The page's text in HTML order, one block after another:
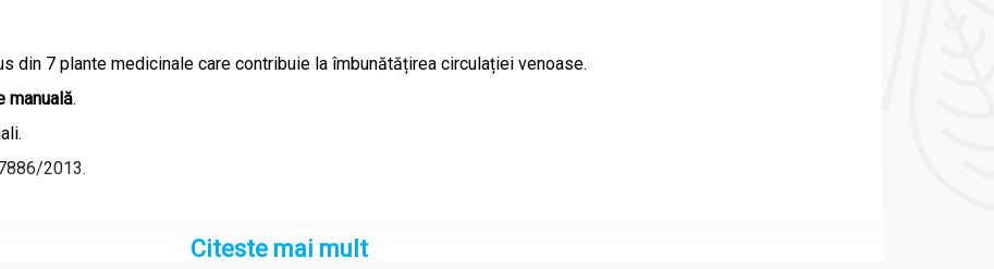
din 7 plante medicinale care contribuie la îmbunătățirea circulației venoase.
manuală.
2013.
Citeste mai mult